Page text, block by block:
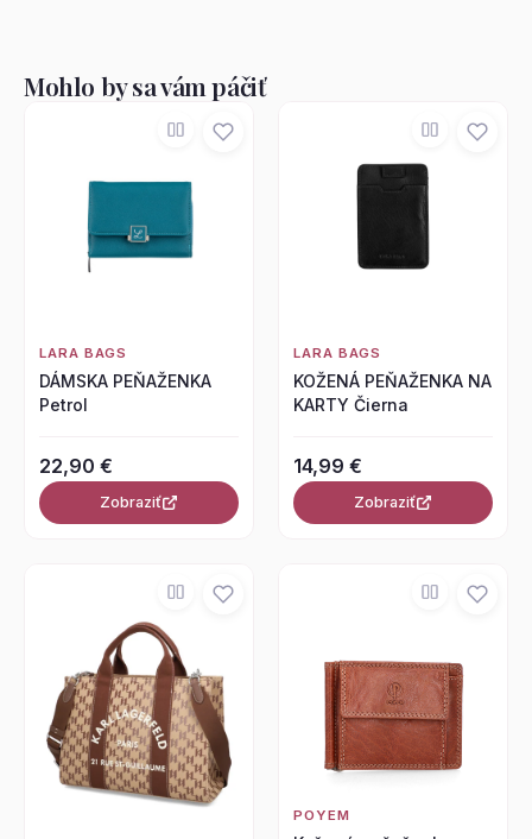
Mohlo by sa vám páčiť
LARA BAGS
DÁMSKA PEŇAŽENKA
Petrol
22,90 €
Zobraziť
LARA BAGS
KOŽENÁ PEŇAŽENKA NA
KARTY Čierna
14,99 €
Zobraziť
POYEM